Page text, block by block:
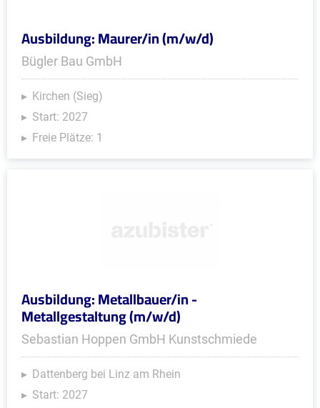
Ausbildung: Maurer/in (m/w/d)
Bügler Bau GmbH
Kirchen (Sieg)
Start: 2027
Freie Plätze: 1
Ausbildung: Metallbauer/in -
Metallgestaltung (m/w/d)
Sebastian Hoppen GmbH Kunstschmiede
Dattenberg bei Linz am Rhein
Start: 2027